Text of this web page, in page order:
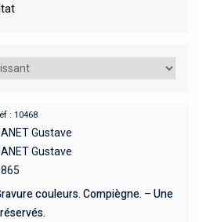
: 10468
Gustave
Gustave
couleurs. Compiègne. – Une